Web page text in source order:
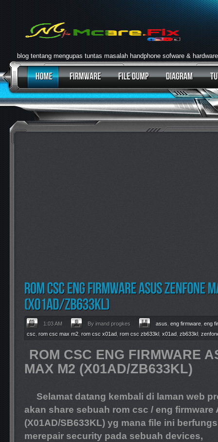
blog tentang mengupas tuntas masalah handphone sofware & hardware
1:03 AM By imand progkes asus eng firmware eng
csc rom csc max m2 rom csc x01ad rom csc zb633kl x01ad zb633kl
ROM CSC ENG FIRMWARE
MAX M2 (X01AD/ZB633KL)
Selamat datang kembali di laman web
akan share sebuah rom csc / eng firmware
(X01AD/SB633KL) yg mana file ini
merepair security pada sebuah devices,